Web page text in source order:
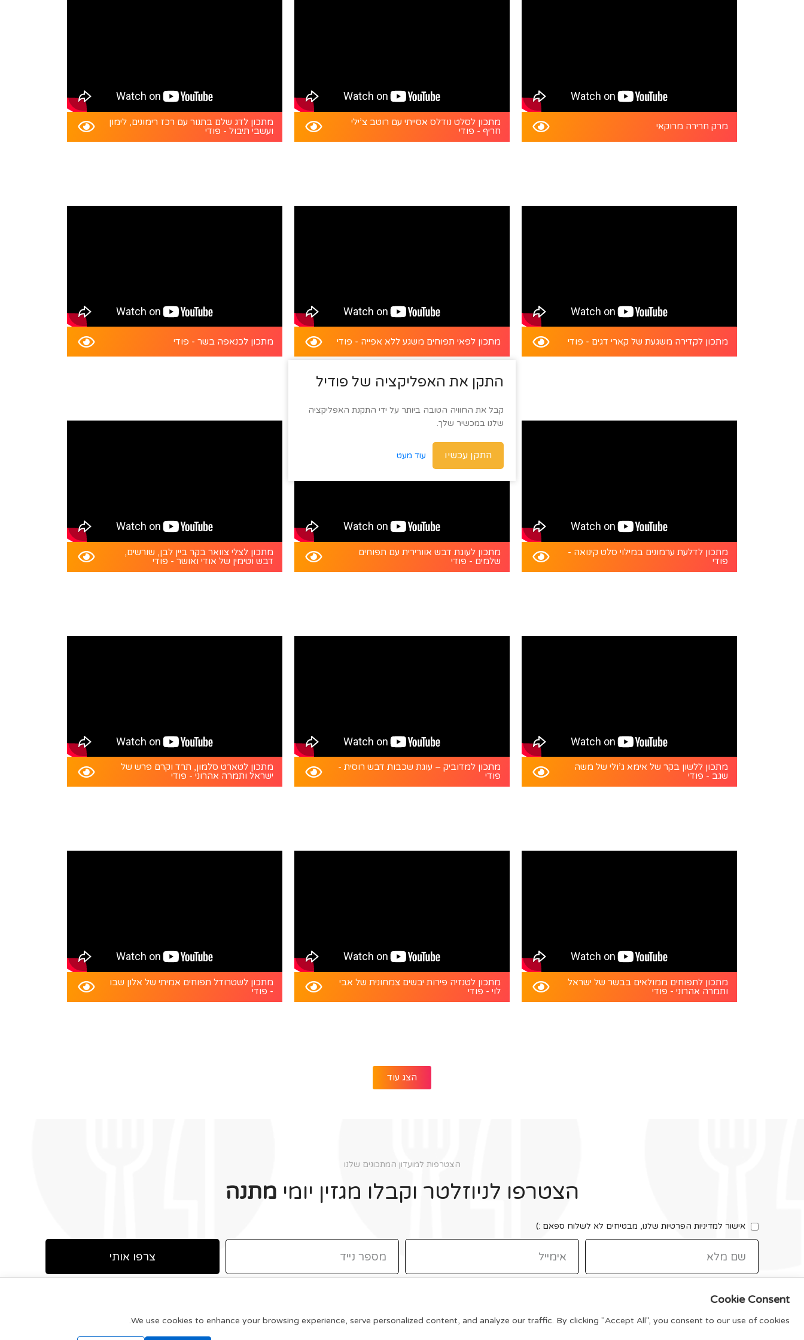
מרק חרירה מרוקאי
מתכון לסלט נודלס אסייתי עם רוטב צ’ילי
חריף - פודי
מתכון לדג שלם בתנור עם רכז רימונים, לימון
ועשבי תיבול - פודי
מתכון לקדירה משגעת של קארי דגים - פודי מתכון לפאי תפוחים משגע ללא אפייה - פודי מתכון לכנאפה בשר - פודי
מתכון לדלעת ערמונים במילוי סלט קינואה -
פודי
מתכון לעוגת דבש אוורירית עם תפוחים
שלמים - פודי
מתכון לצלי צוואר בקר ביין לבן, שורשים,
דבש וטימין של אודי ואושר - פודי
מתכון ללשון בקר של אימא ג’ולי של משה
שגב - פודי
מתכון למדוביק – עוגת שכבות דבש רוסית -
פודי
מתכון לטארט סלמון, תרד וקרם פרש של
ישראל ותמרה אהרוני - פודי
מתכון לתפוחים ממולאים בבשר של ישראל
ותמרה אהרוני - פודי
מתכון לטנזיה פירות יבשים צמחונית של אבי
לוי - פודי
מתכון לשטרודל תפוחים אמיתי של אלון שבו
- פודי
הצג עוד
הצטרפות למועדון המתכונים שלנו
הצטרפו לניוזלטר וקבלו מגזין יומי מתנה
אישור למדיניות הפרטיות שלנו, מבטיחים לא לשלוח ספאם :)
צרפו אותי
התקן את האפליקציה של פודיל
קבל את החוויה הטובה ביותר על ידי התקנת האפליקציה
שלנו במכשיר שלך.
התקן עכשיו עוד מעט
Cookie Consent
We use cookies to enhance your browsing experience, serve personalized content, and analyze our traffic. By clicking "Accept All", you consent to our use of cookies.